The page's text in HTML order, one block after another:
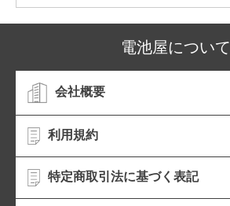
電池屋について
会社概要
利用規約
特定商取引法に基づく表記